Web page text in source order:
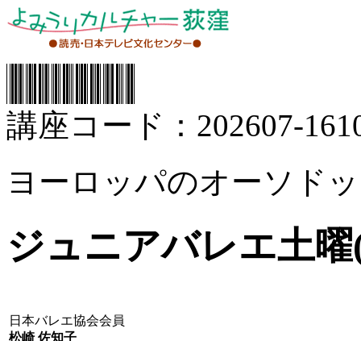
講座コード：202607-
ヨーロッパのオーソド
ジュニアバレエ土
日本バレエ協会会員
松崎 佐知子